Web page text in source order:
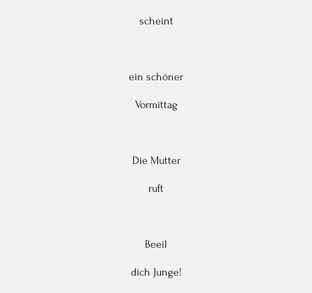
scheint
ein schöner
Vormittag
Die Mutter
ruft
Beeil
dich Junge!